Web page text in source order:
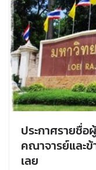
ประกาศรายชื่อ
คณาจารย์และข้
เลย